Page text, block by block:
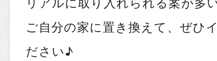
ご自分の家に置き換えて、ぜひ
ださい♪